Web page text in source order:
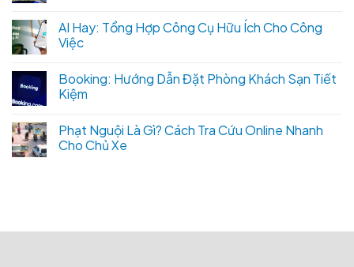
AI Hay: Tổng Hợp Công Cụ Hữu Ích Cho Công
Việc
Booking: Hướng Dẫn Đặt Phòng Khách Sạn Tiết
Kiệm
Phạt Nguội Là Gì? Cách Tra Cứu Online Nhanh
Cho Chủ Xe